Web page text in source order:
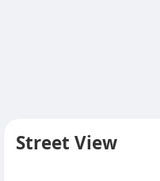
Street View